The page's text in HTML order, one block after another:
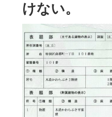
けない。